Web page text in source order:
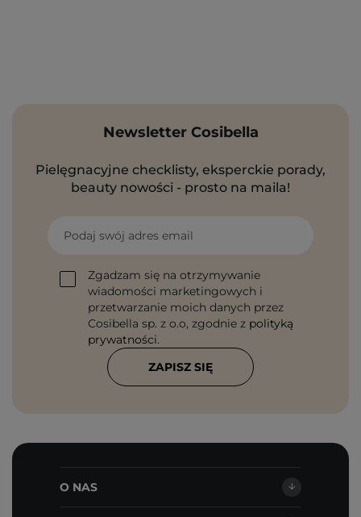
Newsletter Cosibella
Pielęgnacyjne checklisty, eksperckie porady,
beauty nowości - prosto na maila!
Podaj swój adres email
Zgadzam się na otrzymywanie
wiadomości marketingowych i
przetwarzanie moich danych przez
Cosibella sp. z o.o, zgodnie z polityką
prywatności.
ZAPISZ SIĘ
O NAS